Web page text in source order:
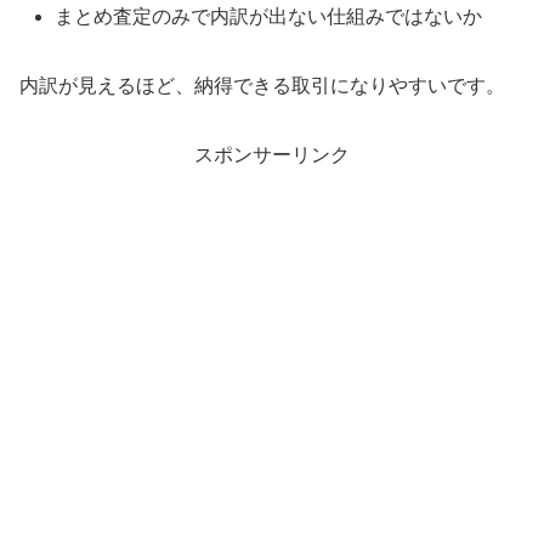
まとめ査定のみで内訳が出ない仕組みではないか
内訳が見えるほど、納得できる取引になりやすいです。
スポンサーリンク